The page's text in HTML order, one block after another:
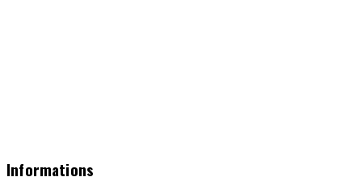
Informations